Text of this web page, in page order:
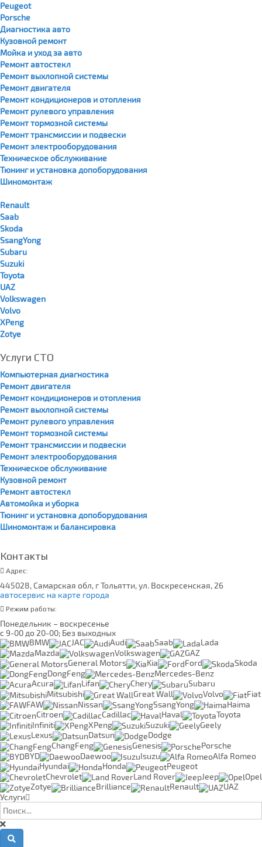
Peugeot
Porsche
Диагностика авто
Кузовной ремонт
Мойка и уход за авто
Ремонт автостекл
Ремонт выхлопной системы
Ремонт двигателя
Ремонт кондиционеров и отопления
Ремонт рулевого управления
Ремонт тормозной системы
Ремонт трансмиссии и подвески
Ремонт электрооборудования
Техническое обслуживание
Тюнинг и установка допоборудования
Шиномонтаж
Renault
Saab
Skoda
SsangYong
Subaru
Suzuki
Toyota
UAZ
Volkswagen
Volvo
XPeng
Zotye
Услуги СТО
Компьютерная диагностика
Ремонт двигателя
Ремонт кондиционеров и отопления
Ремонт выхлопной системы
Ремонт рулевого управления
Ремонт тормозной системы
Ремонт трансмиссии и подвески
Ремонт электрооборудования
Техническое обслуживание
Кузовной ремонт
Ремонт автостекл
Автомойка и уборка
Тюнинг и установка допоборудования
Шиномонтаж и балансировка
Контакты
Адрес:
445028, Самарская обл, г Тольятти, ул. Воскресенская, 26
автосервис на карте города
Режим работы:
Понедельник – воскресенье
с 9-00 до 20-00; Без выходных
BMW
JAC Audi Saab
Lada
Mazda
Volkswagen
GAZ
General Motors
Kia Ford
Skoda
DongFeng
Mercedes-Benz
Acura
Lifan Chery
Subaru
Mitsubishi
Great Wall Volvo
Fiat
FAW
Nissan SsangYong
Haima
Citroen
Cadillac Haval
Toyota
Infiniti
XPeng Suzuki
Geely
Lexus
Datsun
Dodge
ChangFeng
Genesis
Porsche
BYD
Daewoo Isuzu
Alfa Romeo
Hyundai
Honda
Peugeot
Chevrolet
Land Rover Jeep
Opel
Zotye
Brilliance Renault
UAZ
Услуги